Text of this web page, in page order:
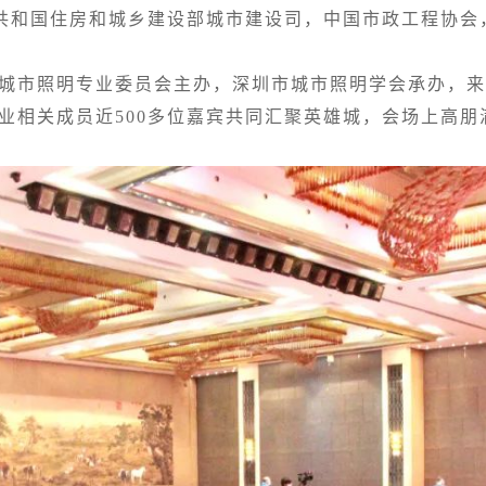
住房和城乡建设部城市建设司，中国市政工程协会
市照明专业委员会主办，深圳市城市照明学会承办，
相关成员近500多位嘉宾共同汇聚英雄城，会场上高